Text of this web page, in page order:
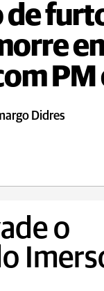
de
PM
Didres
o